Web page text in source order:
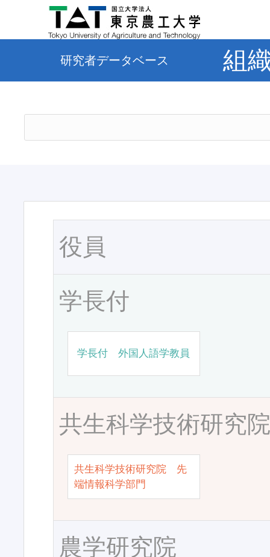
研究者データベース 組
役員
学長付
学長付 外国人語学教員
共生科学技術研究
共生科学技術研究院 先
端情報科学部門
農学研究院